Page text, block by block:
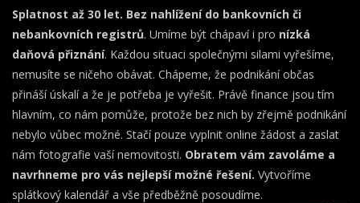
Splatnost až 30 let. Bez nahlížení do bankovních či
nebankovních registrů. Umíme být chápaví i pro nízká
daňová přiznání. Každou situaci společnými silami vyřešíme,
nemusíte se ničeho obávat. Chápeme, že podnikání občas
přináší úskalí a že je potřeba je vyřešit. Právě finance jsou tím
hlavním, co nám pomůže, protože bez nich by zřejmě podnikání
nebylo vůbec možné. Stačí pouze vyplnit online žádost a zaslat
nám fotografie vaší nemovitosti. Obratem vám zavoláme a
navrhneme pro vás nejlepší možné řešení. Vytvoříme
splátkový kalendář a vše předběžně posoudíme.